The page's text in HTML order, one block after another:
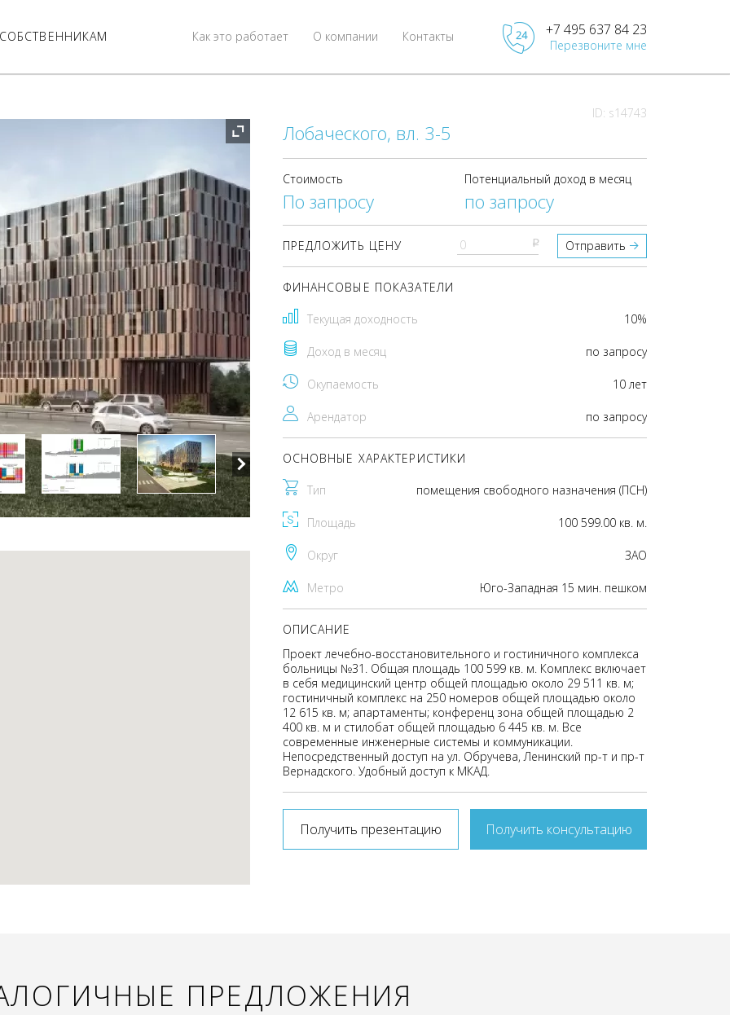
Контакты
О компании
Как это работает +7 495 637 84 23
Перезвоните мне
ID: s14743
Лобаческого, вл. 3-5
Стоимость
По запросу
Потенциальный доход в месяц
по запросу
ПРЕДЛОЖИТЬ ЦЕНУ pуб Отправить
ФИНАНСОВЫЕ ПОКАЗАТЕЛИ
Текущая доходность 10%
Доход в месяц по запросу
Окупаемость 10 лет
Арендатор по запросу
ОСНОВНЫЕ ХАРАКТЕРИСТИКИ
Тип помещения свободного назначения (ПСН)
Площадь 100 599.00 кв. м.
Округ ЗАО
Метро Юго-Западная 15 мин. пешком
ОПИСАНИЕ
Проект лечебно-восстановительного и гостиничного комплекса
больницы №31. Общая площадь 100 599 кв. м. Комплекс включает
в себя медицинский центр общей площадью около 29 511 кв. м;
гостиничный комплекс на 250 номеров общей площадью около
12 615 кв. м; апартаменты; конференц зона общей площадью 2
400 кв. м и стилобат общей площадью 6 445 кв. м. Все
современные инженерные системы и коммуникации.
Непосредственный доступ на ул. Обручева, Ленинский пр-т и пр-т
Вернадского. Удобный доступ к МКАД.
Получить презентацию Получить консультацию
ПРЕДЛОЖЕНИЯ